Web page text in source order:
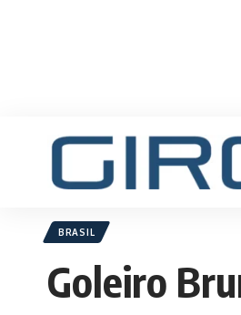
BRASIL
Goleiro